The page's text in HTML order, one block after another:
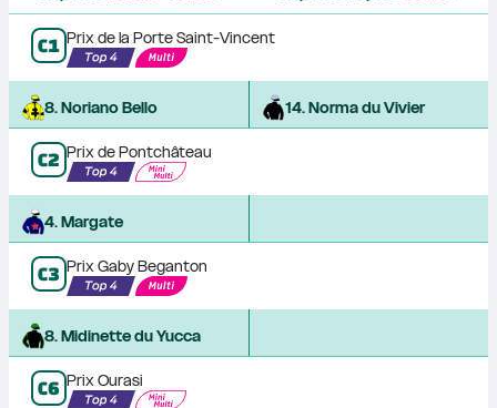
C1 Prix de la Porte Saint-Vincent
8. Noriano Bello 14. Norma du Vivier
C2 Prix de Pontchâteau
4. Margate
C3 Prix Gaby Beganton
8. Midinette du Yucca
C6 Prix Ourasi